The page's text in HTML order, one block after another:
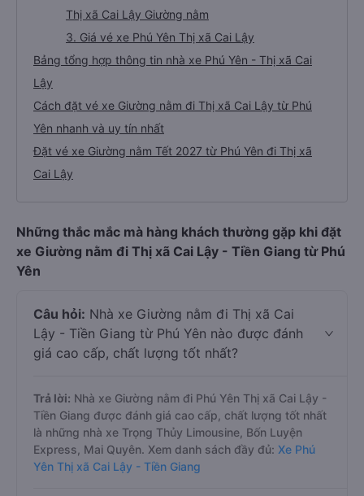
Thị xã Cai Lậy Giường nằm
3. Giá vé xe Phú Yên Thị xã Cai Lậy
Bảng tổng hợp thông tin nhà xe Phú Yên - Thị xã Cai
Lậy
Cách đặt vé xe Giường nằm đi Thị xã Cai Lậy từ Phú
Yên nhanh và uy tín nhất
Đặt vé xe Giường nằm Tết 2027 từ Phú Yên đi Thị xã
Cai Lậy
Những thắc mắc mà hàng khách thường gặp khi đặt
xe Giường nằm đi Thị xã Cai Lậy - Tiền Giang từ Phú
Yên
Câu hỏi: Nhà xe Giường nằm đi Thị xã Cai
Lậy - Tiền Giang từ Phú Yên nào được đánh
giá cao cấp, chất lượng tốt nhất?
Trả lời: Nhà xe Giường nằm đi Phú Yên Thị xã Cai Lậy -
Tiền Giang được đánh giá cao cấp, chất lượng tốt nhất
là những nhà xe Trọng Thủy Limousine, Bốn Luyện
Express, Mai Quyên. Xem danh sách đầy đủ: Xe Phú
Yên Thị xã Cai Lậy - Tiền Giang